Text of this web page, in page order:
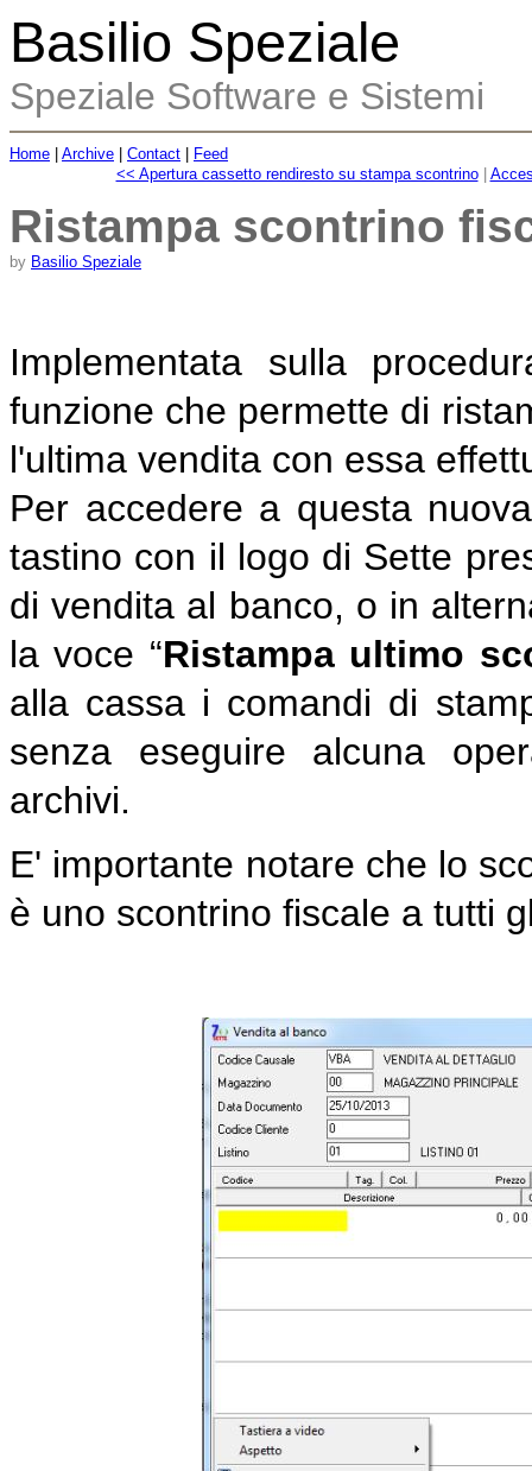
Basilio Speziale
Speziale Software e Sistemi
Home Archive Contact
Feed
<< Apertura cassetto rendiresto su stampa scontrino|
Ristampa scontrino
by Basilio Speziale
Implementata sulla
funzione che permette di
l'ultima vendita con essa
Per accedere a questa
tastino con il logo di Sette
di vendita al banco, o in
la voce “Ristampa ultimo
alla cassa i comandi di
senza eseguire alcuna
archivi.
E' importante notare che lo
è uno scontrino fiscale a tutti